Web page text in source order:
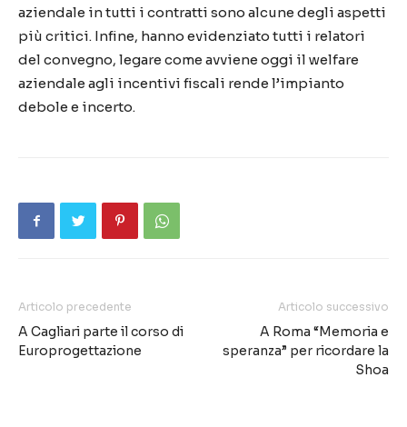
aziendale in tutti i contratti sono alcune degli aspetti
più critici. Infine, hanno evidenziato tutti i relatori
del convegno, legare come avviene oggi il welfare
aziendale agli incentivi fiscali rende l’impianto
debole e incerto.
Articolo precedente
A Cagliari parte il corso di
Europrogettazione
Articolo successivo
A Roma “Memoria e
speranza” per ricordare la
Shoa